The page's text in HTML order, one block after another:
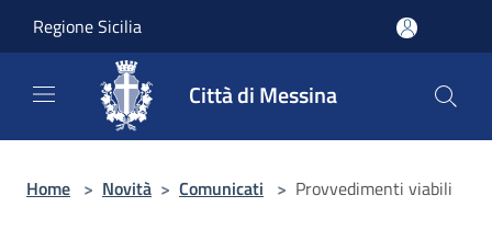
Regione Sicilia
Città di Messina
Home > Novità > Comunicati > Provvedimenti viabili